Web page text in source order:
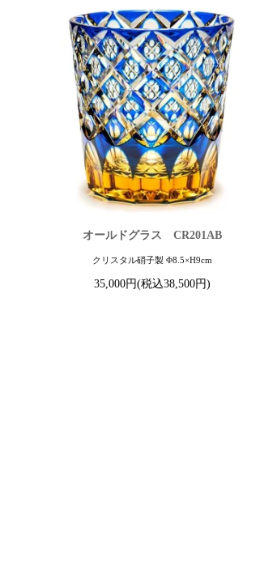
オールドグラス CR201AB
クリスタル硝子製 Φ8.5×H9cm
35,000円(税込38,500円)